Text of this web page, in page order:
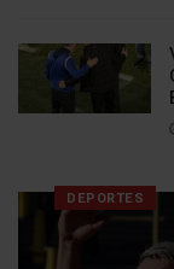
DEPORTES